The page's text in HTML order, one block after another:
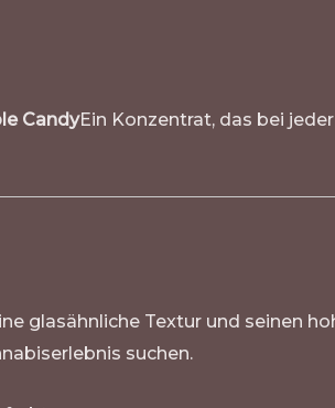
CandyEin Konzentrat, das bei
glasähnliche Textur und seinen
suchen.